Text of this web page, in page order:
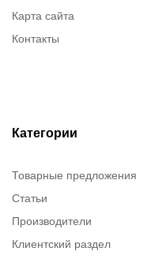
Карта сайта
Контакты
Категории
Товарные предложения
Статьи
Производители
Клиентский раздел